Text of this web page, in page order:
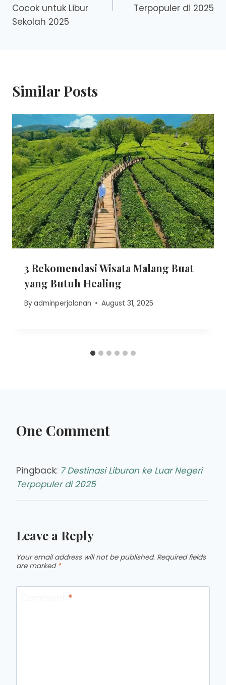
Cocok untuk Libur
Sekolah 2025
Terpopuler di 2025
Similar Posts
3 Rekomendasi Wisata Malang Buat
yang Butuh Healing
Byadminperjalanan August 31, 2025
One Comment
Pingback: 7 Destinasi Liburan ke Luar Negeri
Terpopuler di 2025
Leave a Reply
Your email address will not be published. Required fields
are marked *
*